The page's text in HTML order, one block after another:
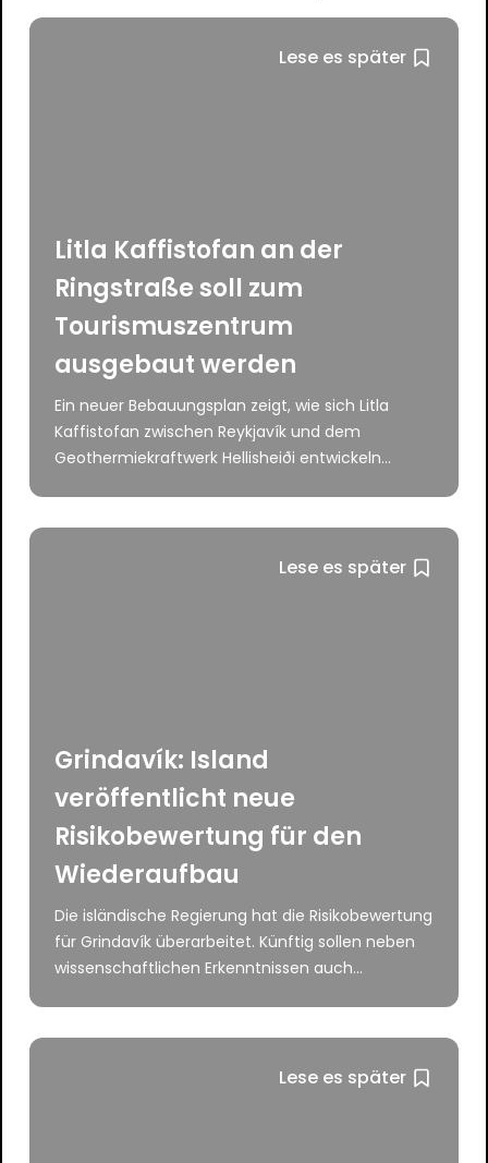
Lese es später
Litla Kaffistofan an der
Ringstraße soll zum
Tourismuszentrum
ausgebaut werden
Ein neuer Bebauungsplan zeigt, wie sich Litla
Kaffistofan zwischen Reykjavík und dem
Geothermiekraftwerk Hellisheiði entwickeln...
Lese es später
Grindavík: Island
veröffentlicht neue
Risikobewertung für den
Wiederaufbau
Die isländische Regierung hat die Risikobewertung
für Grindavík überarbeitet. Künftig sollen neben
wissenschaftlichen Erkenntnissen auch...
Lese es später